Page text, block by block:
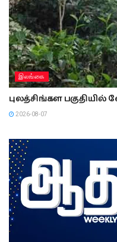
இலங்கை
புலத்சிங்கள பகுதியில்
2026-08-07